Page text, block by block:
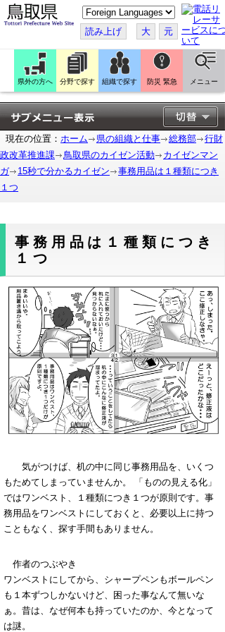
こ
の
ペ
ー
ジ
翻
訳
す
る
読み上げ 大 元
県外の方へ 分野で探す 組織で探す 防災 緊急 メニュー
現在の位置： ホーム 県の組織と仕事 総務部
行財
政改革推進課
鳥取県のカイゼン活動
カイゼンマン
ガ
15秒で分かるカイゼン
事務用品は１種類につき
１つ
事務用品は１種類につき
１つ
気がつけば、机の中に同じ事務用品を、いくつ
もためてしまっていませんか。 「ものの見える化」
ではワンベスト、１種類につき１つが原則です。事
務用品をワンベストにしておくと、必要以上に持つ
こともなく、探す手間もありません。
作者のつぶやき
ワンベストにしてから、シャープペンもボールペン
も１本ずつしかないけど、困った事なんて無いな
ぁ。昔は、なぜ何本も持っていたのか、今となって
は謎。